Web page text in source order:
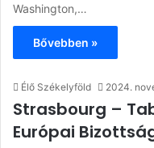
Washington,…
Bővebben »
Élő Székelyföld 2024.
Strasbourg –
Európai